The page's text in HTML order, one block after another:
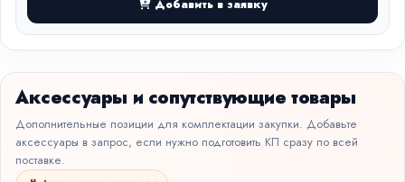
Добавить в заявку
Аксессуары и сопутствующие товары
Дополнительные позиции для комплектации закупки. Добавьте
аксессуары в запрос, если нужно подготовить КП сразу по всей
поставке.